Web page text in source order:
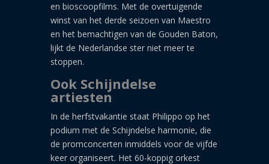
en bioscoopfilms. Met de overtuigende
winst van het derde seizoen van Maestro
en het bemachtigen van de Gouden Baton,
lijkt de Nederlandse ster niet meer te
stoppen.
Ook Schijndelse
artiesten
In de herfstvakantie staat Philippo op het
podium met de Schijndelse harmonie, die
de promconcerten inmiddels voor de vijfde
keer organiseert. Het 60-koppig orkest